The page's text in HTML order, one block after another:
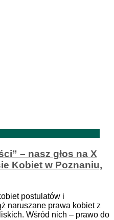
– nasz głos na X
Kobiet w Poznaniu,
postulatów i
naruszane prawa kobiet z
Wśród nich – prawo do